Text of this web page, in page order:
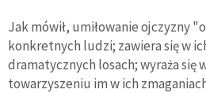
Jak mówił, umiłowanie ojczyzny
konkretnych ludzi; zawiera się w
dramatycznych losach; wyraża się
towarzyszeniu im w ich